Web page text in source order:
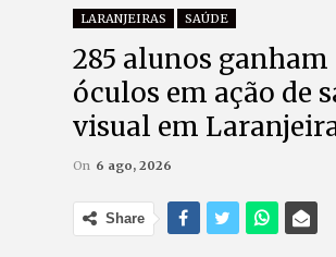
LARANJEIRAS SAÚDE
285 alunos ganham
óculos em ação de
visual em
On 6 ago, 2026
Share